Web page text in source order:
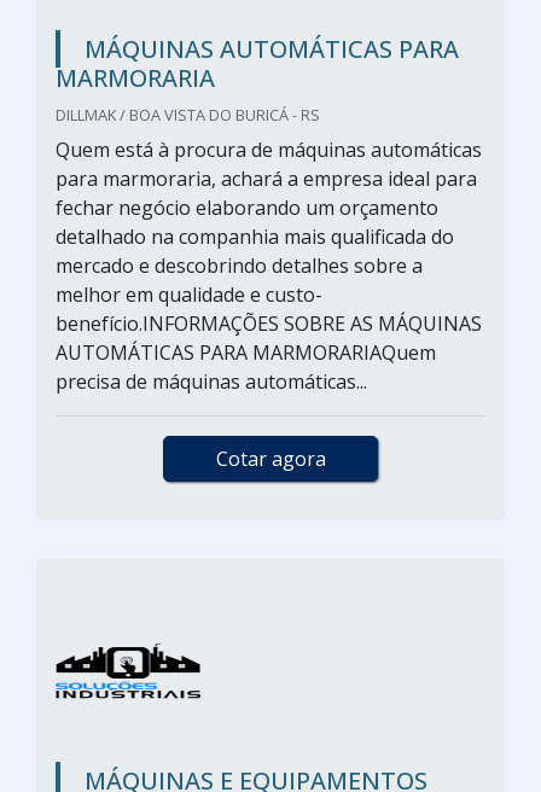
MÁQUINAS AUTOMÁTICAS PARA
MARMORARIA
DILLMAK / BOA VISTA DO BURICÁ - RS
Quem está à procura de máquinas automáticas
para marmoraria, achará a empresa ideal para
fechar negócio elaborando um orçamento
detalhado na companhia mais qualificada do
mercado e descobrindo detalhes sobre a
melhor em qualidade e custo-
benefício.INFORMAÇÕES SOBRE AS MÁQUINAS
AUTOMÁTICAS PARA MARMORARIAQuem
precisa de máquinas automáticas...
Cotar agora
MÁQUINAS E EQUIPAMENTOS